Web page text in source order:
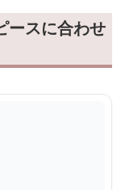
ースに合わせ